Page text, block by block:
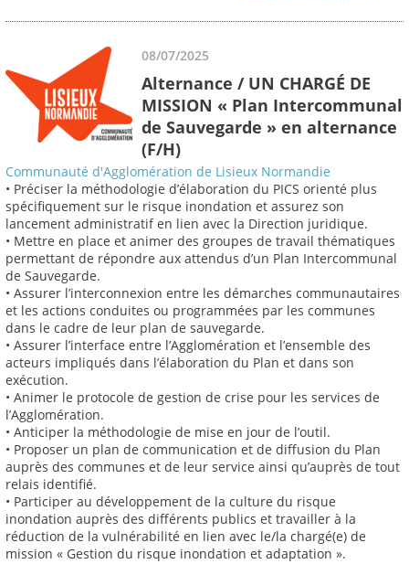
08/07/2025
Alternance / UN CHARGÉ DE
MISSION « Plan Intercommunal
de Sauvegarde » en alternance
(F/H)
Communauté d'Agglomération de Lisieux Normandie
• Préciser la méthodologie d’élaboration du PICS orienté plus
spécifiquement sur le risque inondation et assurez son
lancement administratif en lien avec la Direction juridique.
• Mettre en place et animer des groupes de travail thématiques
permettant de répondre aux attendus d’un Plan Intercommunal
de Sauvegarde.
• Assurer l’interconnexion entre les démarches communautaires
et les actions conduites ou programmées par les communes
dans le cadre de leur plan de sauvegarde.
• Assurer l’interface entre l’Agglomération et l’ensemble des
acteurs impliqués dans l’élaboration du Plan et dans son
exécution.
• Animer le protocole de gestion de crise pour les services de
l’Agglomération.
• Anticiper la méthodologie de mise en jour de l’outil.
• Proposer un plan de communication et de diffusion du Plan
auprès des communes et de leur service ainsi qu’auprès de tout
relais identifié.
• Participer au développement de la culture du risque
inondation auprès des différents publics et travailler à la
réduction de la vulnérabilité en lien avec le/la chargé(e) de
mission « Gestion du risque inondation et adaptation ».